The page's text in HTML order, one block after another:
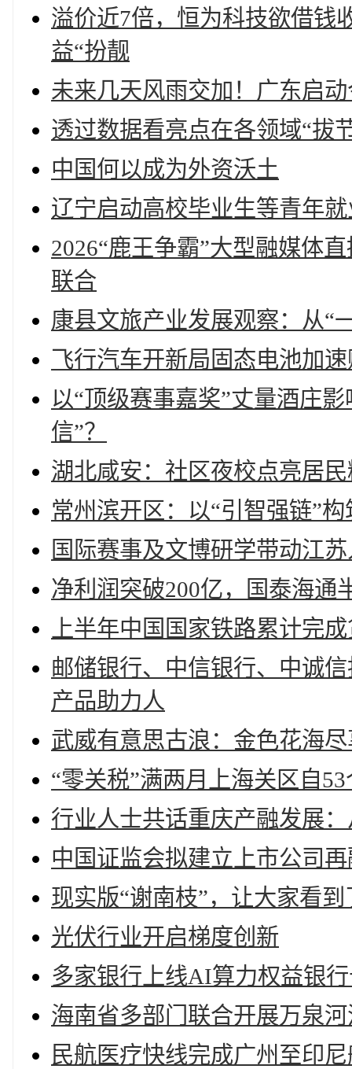
溢价近7倍，恒为科技欲借钱
益“扮靓
未来几天风雨交加！广东启
透过数据看亮点在各领域“拔
中国何以成为外资沃土
辽宁启动高校毕业生等青年
2026“鹿王争霸”大型融媒体
联合
康县文旅产业发展观察：从“
飞行汽车开新局固态电池加
以“顶级赛事嘉奖”丈量酒庄
信”？
湖北咸安：社区夜校点亮居
常州滨开区：以“引智强链”
国际赛事及文博研学带动江
净利润突破200亿，国泰海通
上半年中国国家铁路累计完
邮储银行、中信银行、中诚
产品助力人
武威有意思古浪：金色花海
“零关税”满两月上海关区自
行业人士共话重庆产融发展
中国证监会拟建立上市公司
现实版“谢南枝”，让大家看
光伏行业开启梯度创新
多家银行上线AI算力权益银
海南省多部门联合开展万泉
民航医疗快线完成广州至印